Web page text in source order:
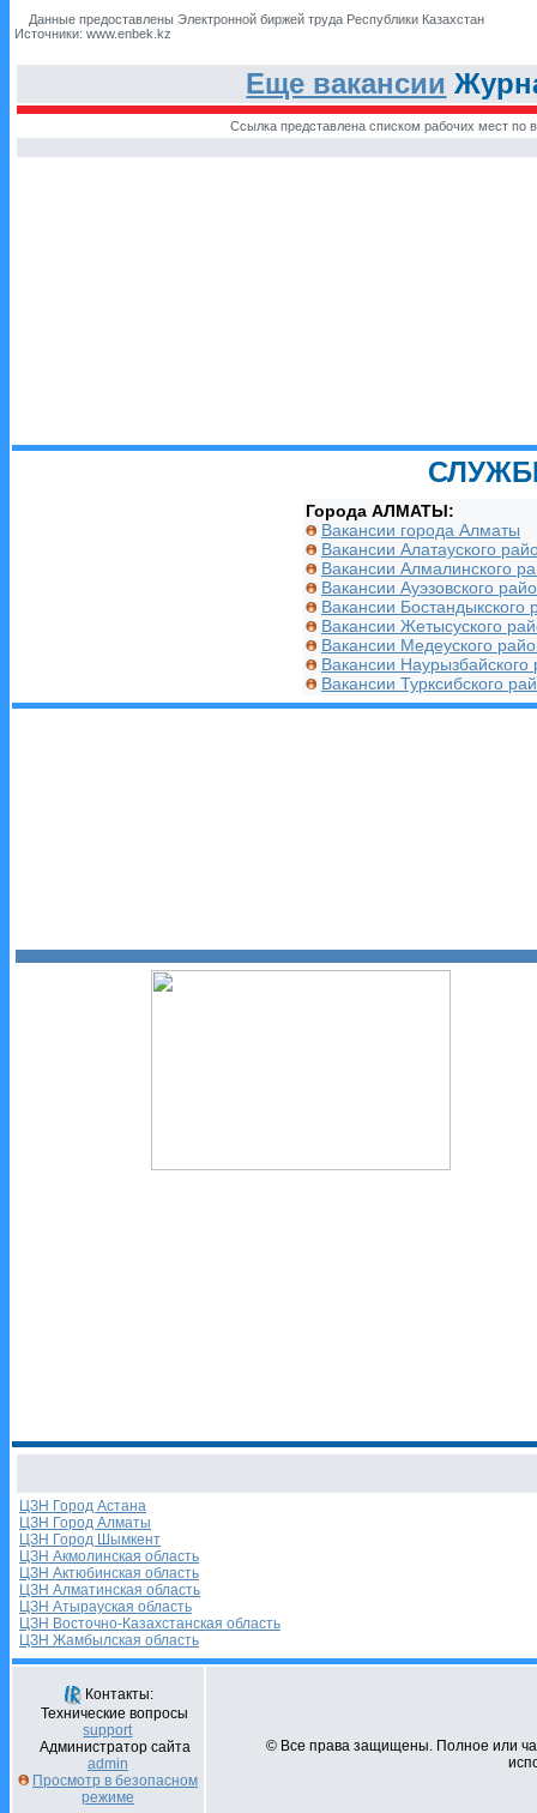
Данные предоставлены Электронной биржей труда Республики Казахстан
Источники: www.enbek.kz
Еще вакансии
Ссылка представлена списком рабочих мест по
Города АЛМАТЫ:
Вакансии города Алматы
Вакансии Алатауского
Вакансии Алмалинского
Вакансии Ауэзовского
Вакансии Бостандыкского
Вакансии Жетысуского
Вакансии Медеуского
Вакансии Наурызбайского
Вакансии Турксибского
ЦЗН Город Астана
ЦЗН Город Алматы
ЦЗН Город Шымкент
ЦЗН Акмолинская область
ЦЗН Актюбинская область
ЦЗН Алматинская область
ЦЗН Атырауская область
ЦЗН Восточно-Казахстанская область
ЦЗН Жамбылская область
Контакты:
Технические вопросы
support
Администратор сайта
admin
Просмотр в безопасном
режиме
© Все права защищены. Полное или